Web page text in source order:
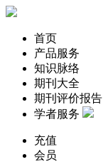
首页
产品服务
知识脉络
期刊大全
期刊评价报告
学者服务
充值
会员